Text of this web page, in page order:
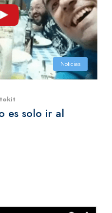
Noticias
es solo ir al